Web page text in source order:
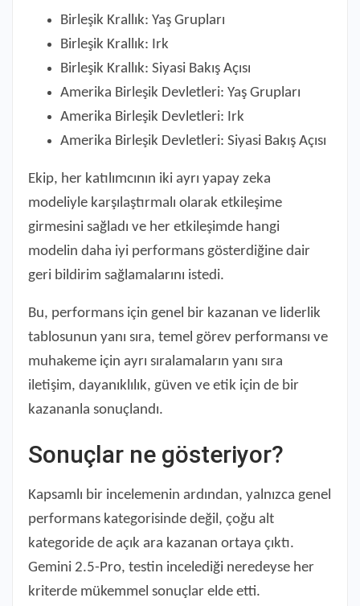
Birleşik Krallık: Yaş Grupları
Birleşik Krallık: Irk
Birleşik Krallık: Siyasi Bakış Açısı
Amerika Birleşik Devletleri: Yaş Grupları
Amerika Birleşik Devletleri: Irk
Amerika Birleşik Devletleri: Siyasi Bakış Açısı
Ekip, her katılımcının iki ayrı yapay zeka
modeliyle karşılaştırmalı olarak etkileşime
girmesini sağladı ve her etkileşimde hangi
modelin daha iyi performans gösterdiğine dair
geri bildirim sağlamalarını istedi.
Bu, performans için genel bir kazanan ve liderlik
tablosunun yanı sıra, temel görev performansı ve
muhakeme için ayrı sıralamaların yanı sıra
iletişim, dayanıklılık, güven ve etik için de bir
kazananla sonuçlandı.
Sonuçlar ne gösteriyor?
Kapsamlı bir incelemenin ardından, yalnızca genel
performans kategorisinde değil, çoğu alt
kategoride de açık ara kazanan ortaya çıktı.
Gemini 2.5-Pro, testin incelediği neredeyse her
kriterde mükemmel sonuçlar elde etti.